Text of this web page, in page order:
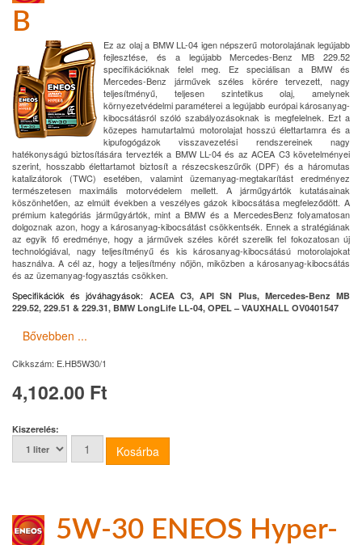
B
Ez az olaj a BMW LL-04 igen népszerű motorolajának legújabb
fejlesztése, és a legújabb Mercedes-Benz MB 229.52
specifikációknak felel meg. Ez speciálisan a BMW és
Mercedes-Benz járművek széles körére tervezett, nagy
teljesítményű, teljesen szintetikus olaj, amelynek
környezetvédelmi paraméterei a legújabb európai károsanyag-
kibocsátásról szóló szabályozásoknak is megfelelnek. Ezt a
közepes hamutartalmú motorolajat hosszú élettartamra és a
kipufogógázok visszavezetési rendszereinek nagy
hatékonyságú biztosítására tervezték a BMW LL-04 és az ACEA C3 követelményei
szerint, hosszabb élettartamot biztosít a részecskeszűrők (DPF) és a háromutas
katalizátorok (TWC) esetében, valamint üzemanyag-megtakarítást eredményez
természetesen maximális motorvédelem mellett. A járműgyártók kutatásainak
köszönhetően, az elmúlt években a veszélyes gázok kibocsátása megfeleződött. A
prémium kategóriás járműgyártók, mint a BMW és a MercedesBenz folyamatosan
dolgoznak azon, hogy a károsanyag-kibocsátást csökkentsék. Ennek a stratégiának
az egyik fő eredménye, hogy a járművek széles körét szerelik fel fokozatosan új
technológiával, nagy teljesítményű és kis károsanyag-kibocsátású motorolajokat
használva. A cél az, hogy a teljesítmény nőjön, miközben a károsanyag-kibocsátás
és az üzemanyag-fogyasztás csökken.
Specifikációk és jóváhagyások: ACEA C3, API SN Plus, Mercedes-Benz MB
229.52, 229.51 & 229.31, BMW LongLife LL-04, OPEL – VAUXHALL OV0401547
Bővebben ...
Cikkszám: E.HB5W30/1
4,102.00 Ft
Kiszerelés:
5W-30 ENEOS Hyper-